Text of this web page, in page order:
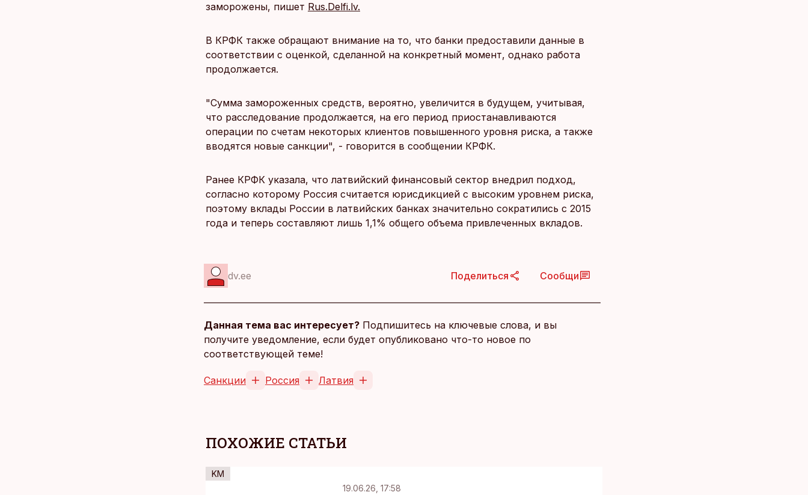
заморожены, пишет Rus.Delfi.lv.
В КРФК также обращают внимание на то, что банки предоставили данные в
соответствии с оценкой, сделанной на конкретный момент, однако работа
продолжается.
"Сумма замороженных средств, вероятно, увеличится в будущем, учитывая,
что расследование продолжается, на его период приостанавливаются
операции по счетам некоторых клиентов повышенного уровня риска, а также
вводятся новые санкции", - говорится в сообщении КРФК.
Ранее КРФК указала, что латвийский финансовый сектор внедрил подход,
согласно которому Россия считается юрисдикцией с высоким уровнем риска,
поэтому вклады России в латвийских банках значительно сократились с 2015
года и теперь составляют лишь 1,1% общего объема привлеченных вкладов.
dv.ee Поделиться Сообщи
Данная тема вас интересует? Подпишитесь на ключевые слова, и вы
получите уведомление, если будет опубликовано что-то новое по
соответствующей теме!
Санкции Россия Латвия
ПОХОЖИЕ СТАТЬИ
KM
19.06.26, 17:58